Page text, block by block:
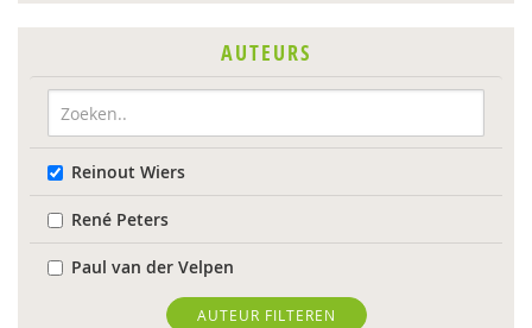
AUTEURS
Reinout Wiers
René Peters
Paul van der Velpen
AUTEUR FILTEREN